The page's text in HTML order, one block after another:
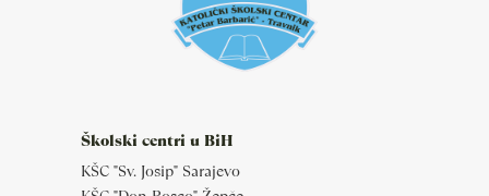
Školski centri u BiH
KŠC "Sv. Josip" Sarajevo